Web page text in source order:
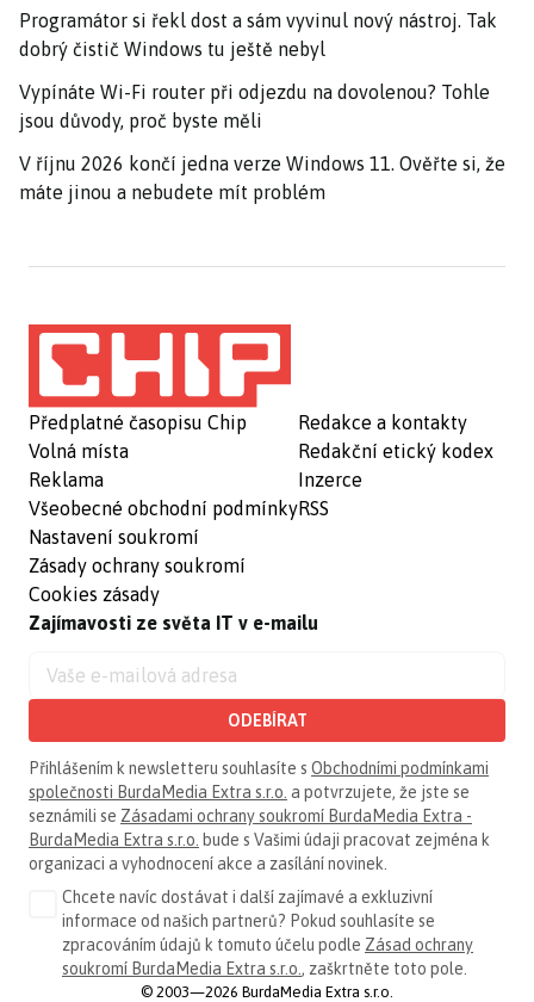
Programátor si řekl dost a sám vyvinul nový nástroj. Tak
dobrý čistič Windows tu ještě nebyl
Vypínáte Wi-Fi router při odjezdu na dovolenou? Tohle
jsou důvody, proč byste měli
V říjnu 2026 končí jedna verze Windows 11. Ověřte si, že
máte jinou a nebudete mít problém
Předplatné časopisu Chip
Volná místa
Reklama
Všeobecné obchodní podmínky
Nastavení soukromí
Zásady ochrany soukromí
Cookies zásady
Redakce a kontakty
Redakční etický kodex
Inzerce
RSS
Zajímavosti ze světa IT v e-mailu
ODEBÍRAT
Přihlášením k newsletteru souhlasíte s Obchodními podmínkami
společnosti BurdaMedia Extra s.r.o. a potvrzujete, že jste se
seznámili se Zásadami ochrany soukromí BurdaMedia Extra -
BurdaMedia Extra s.r.o. bude s Vašimi údaji pracovat zejména k
organizaci a vyhodnocení akce a zasílání novinek.
Chcete navíc dostávat i další zajímavé a exkluzivní
informace od našich partnerů? Pokud souhlasíte se
zpracováním údajů k tomuto účelu podle Zásad ochrany
soukromí BurdaMedia Extra s.r.o. , zaškrtněte toto pole.
© 2003—2026 BurdaMedia Extra s.r.o.